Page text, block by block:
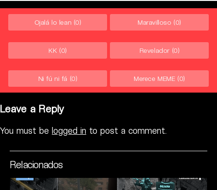
Ojalá lo lean (0) Maravilloso (0)
KK (0) Revelador (0)
Ni fú ni fá (0) Merece MEME (0)
Leave a Reply
You must be logged in to post a comment.
Relacionados